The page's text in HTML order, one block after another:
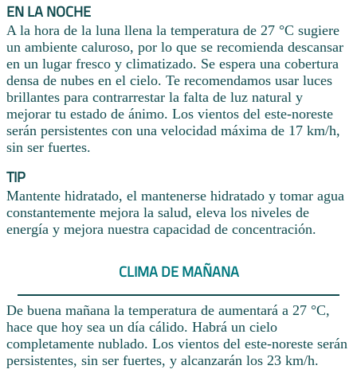
EN LA NOCHE
A la hora de la luna llena la temperatura de 27 °C sugiere
un ambiente caluroso, por lo que se recomienda descansar
en un lugar fresco y climatizado. Se espera una cobertura
densa de nubes en el cielo. Te recomendamos usar luces
brillantes para contrarrestar la falta de luz natural y
mejorar tu estado de ánimo. Los vientos del este-noreste
serán persistentes con una velocidad máxima de 17 km/h,
sin ser fuertes.
TIP
Mantente hidratado, el mantenerse hidratado y tomar agua
constantemente mejora la salud, eleva los niveles de
energía y mejora nuestra capacidad de concentración.
CLIMA DE MAÑANA
De buena mañana la temperatura de aumentará a 27 °C,
hace que hoy sea un día cálido. Habrá un cielo
completamente nublado. Los vientos del este-noreste serán
persistentes, sin ser fuertes, y alcanzarán los 23 km/h.